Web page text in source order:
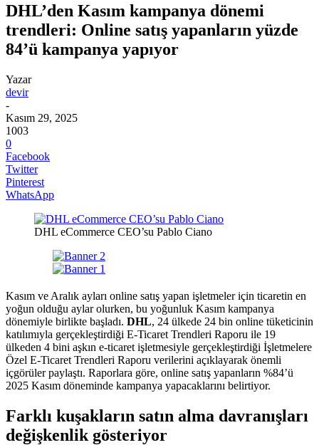
DHL’den Kasım kampanya dönemi
trendleri: Online satış yapanların yüzde
84’ü kampanya yapıyor
Yazar
devir
-
Kasım 29, 2025
1003
0
Facebook
Twitter
Pinterest
WhatsApp
DHL eCommerce CEO’su Pablo Ciano
Kasım ve Aralık ayları online satış yapan işletmeler için ticaretin en
yoğun olduğu aylar olurken, bu yoğunluk Kasım kampanya
dönemiyle birlikte başladı. DHL, 24 ülkede 24 bin online tüketicinin
katılımıyla gerçekleştirdiği E-Ticaret Trendleri Raporu ile 19
ülkeden 4 bini aşkın e-ticaret işletmesiyle gerçekleştirdiği İşletmelere
Özel E-Ticaret Trendleri Raporu verilerini açıklayarak önemli
içgörüler paylaştı. Raporlara göre, online satış yapanların %84’ü
2025 Kasım döneminde kampanya yapacaklarını belirtiyor.
Farklı kuşakların satın alma davranışları
değişkenlik gösteriyor